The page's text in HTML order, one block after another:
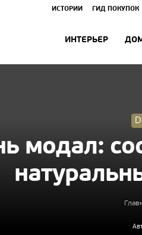
ИСТОРИИ ГИД ПОКУПОК
ИНТЕРЬЕР
модал: